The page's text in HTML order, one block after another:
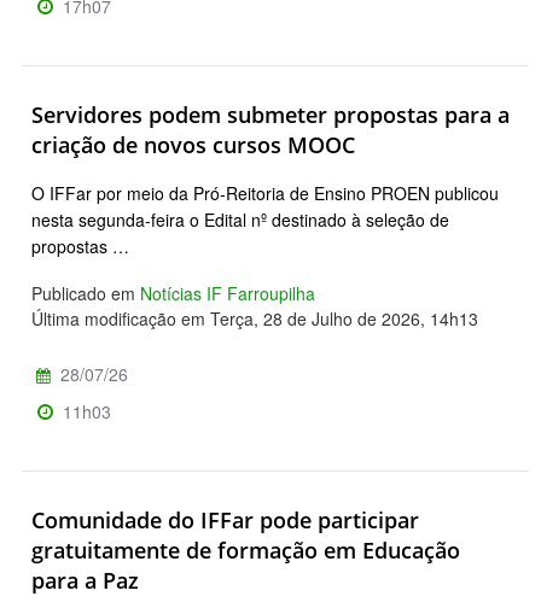
17h07
Servidores podem submeter propostas para a
criação de novos cursos MOOC
O IFFar por meio da Pró-Reitoria de Ensino PROEN publicou
nesta segunda-feira o Edital nº destinado à seleção de
propostas …
Publicado em Notícias IF Farroupilha
Última modificação em Terça, 28 de Julho de 2026, 14h13
28/07/26
11h03
Comunidade do IFFar pode participar
gratuitamente de formação em Educação
para a Paz